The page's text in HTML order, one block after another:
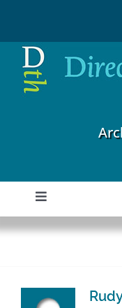
inhoud
Toggle
Navigation
Home